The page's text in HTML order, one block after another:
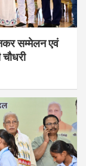
सम्मेलन एवं